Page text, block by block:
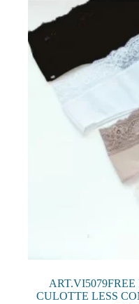
CULOTTE LESS